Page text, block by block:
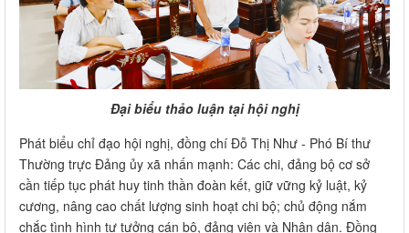
Đại biểu thảo luận tại hội nghị
Phát biểu chỉ đạo hội nghị, đồng chí Đỗ Thị Như - Phó Bí thư
Thường trực Đảng ủy xã nhấn mạnh: Các chi, đảng bộ cơ sở
cần tiếp tục phát huy tinh thần đoàn kết, giữ vững kỷ luật, kỷ
cương, nâng cao chất lượng sinh hoạt chi bộ; chủ động nắm
chắc tình hình tư tưởng cán bộ, đảng viên và Nhân dân. Đồng